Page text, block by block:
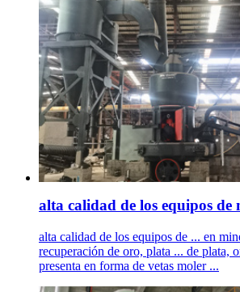
alta calidad de los equipos de
alta calidad de los equipos de ... en
recuperación de oro, plata ... de plata,
presenta en forma de vetas moler ...